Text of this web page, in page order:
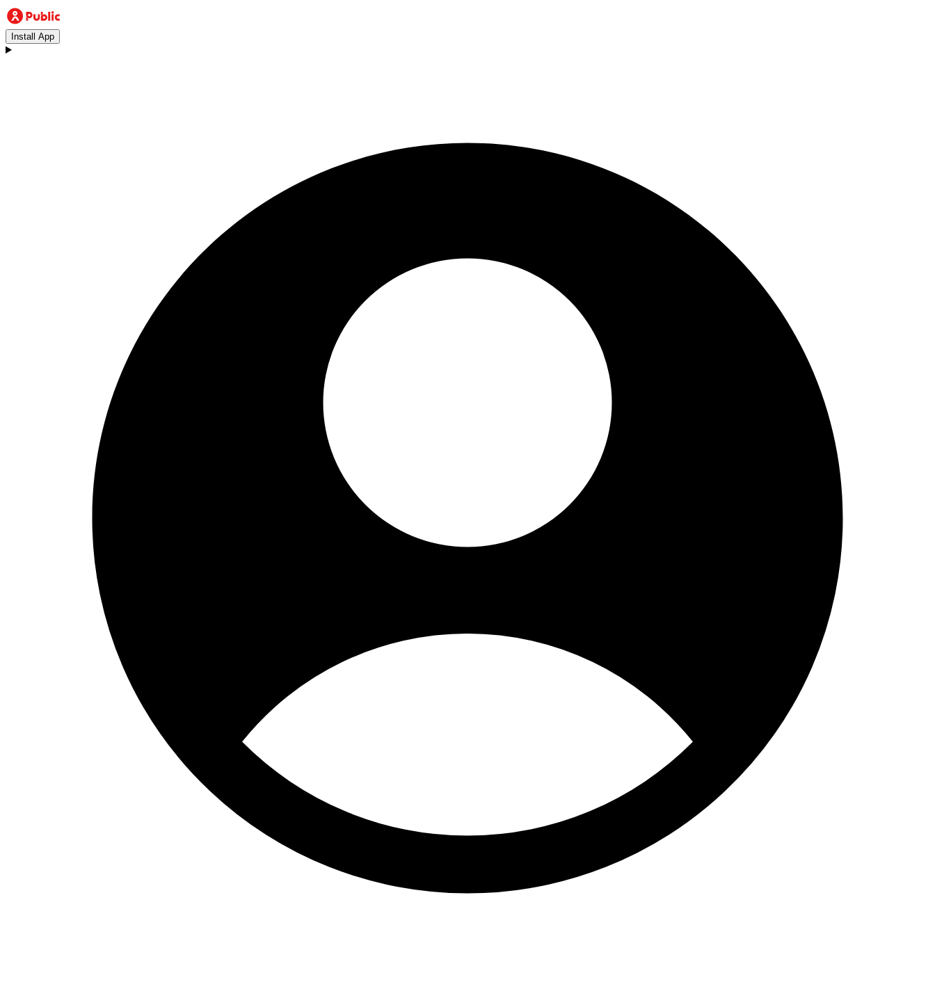
Install App